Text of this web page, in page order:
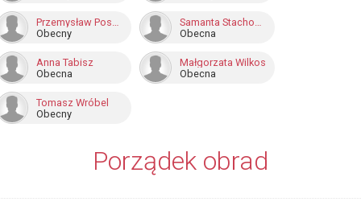
Przemysław Pospieszyński
Obecny
Samanta Stachowicz
Obecna
Anna Tabisz
Obecna
Małgorzata Wilkos
Obecna
Tomasz Wróbel
Obecny
Porządek obrad